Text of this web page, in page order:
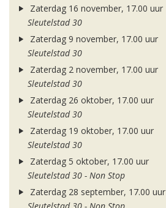
Zaterdag 16 november, 17.00 uur
Sleutelstad 30
Zaterdag 9 november, 17.00 uur
Sleutelstad 30
Zaterdag 2 november, 17.00 uur
Sleutelstad 30
Zaterdag 26 oktober, 17.00 uur
Sleutelstad 30
Zaterdag 19 oktober, 17.00 uur
Sleutelstad 30
Zaterdag 5 oktober, 17.00 uur
Sleutelstad 30 - Non Stop
Zaterdag 28 september, 17.00 uur